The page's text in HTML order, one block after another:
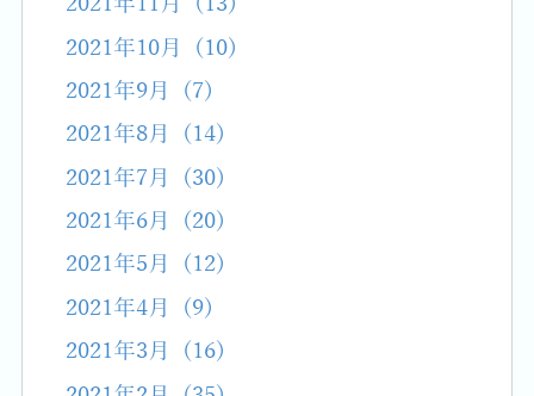
2021年10月 (10)
2021年9月 (7)
2021年8月 (14)
2021年7月 (30)
2021年6月 (20)
2021年5月 (12)
2021年4月 (9)
2021年3月 (16)